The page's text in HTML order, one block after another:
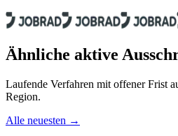
Ähnliche aktive
Laufende Verfahren mit offener Frist
Region.
Alle neuesten →